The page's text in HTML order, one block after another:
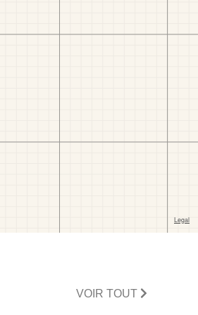
VOIR TOUT